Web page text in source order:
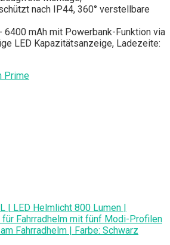
nach IP44, 360° verstellbare
- 6400 mAh mit Powerbank-Funktion via
LED Kapazitätsanzeige, Ladezeite:
| LED Helmlicht 800 Lumen |
Fahrradhelm mit fünf Modi-Profilen
Fahrradhelm | Farbe: Schwarz